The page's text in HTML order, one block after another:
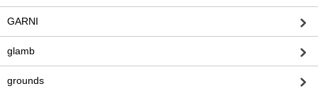
GARNI
glamb
grounds